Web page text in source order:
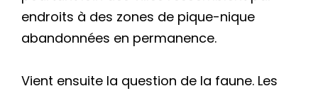
endroits à des zones de pique-nique
abandonnées en permanence.
Vient ensuite la question de la faune. Les